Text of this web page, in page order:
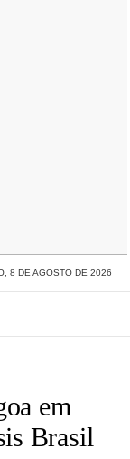
8 DE AGOSTO DE 2026
em
Brasil